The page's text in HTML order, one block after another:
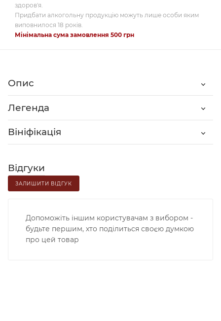
здоров'я.
Придбати алкогольну продукцію можуть лише особи яким
виповнилося 18 років.
Мінімальна сума замовлення 500 грн
Опис
Легенда
Вініфікація
Відгуки
ЗАЛИШИТИ ВІДГУК
Допоможіть іншим користувачам з вибором -
будьте першим, хто поділиться своєю думкою
про цей товар